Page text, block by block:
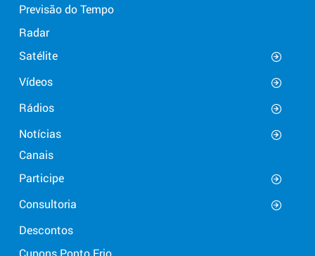
Previsão do Tempo
Radar
Satélite
Vídeos
Rádios
Notícias
Canais
Participe
Consultoria
Descontos
Cupons Ponto Frio